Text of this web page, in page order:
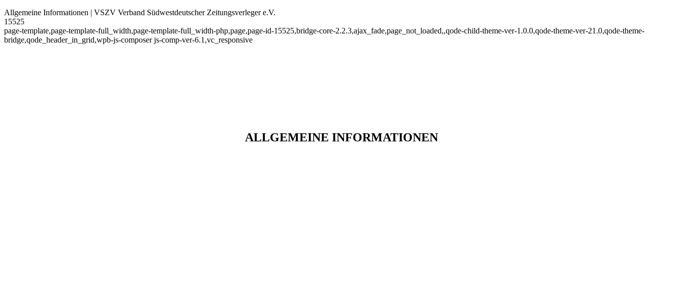
Allgemeine Informationen | VSZV Verband Südwestdeutscher Zeitungsverleger e.V.
15525
page-template,page-template-full_width,page-template-full_width-php,page,page-id-15525,bridge-core-2.2.3,ajax_fade,page_not_loaded,,qode-child-theme-ver-1.0.0,qode-theme-ver-21.0,qode-theme-
bridge,qode_header_in_grid,wpb-js-composer js-comp-ver-6.1,vc_responsive
ALLGEMEINE INFORMATIONEN